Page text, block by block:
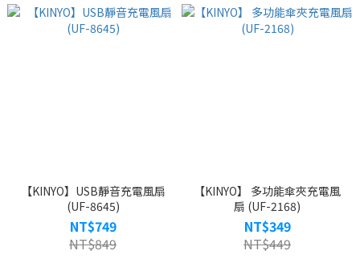
【KINYO】USB靜音充電風扇
(UF-8645)
NT$749
NT$849
【KINYO】 多功能傘夾充電風
扇 (UF-2168)
NT$349
NT$449